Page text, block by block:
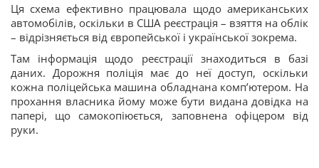
Ця схема ефективно працювала щодо американських
автомобілів, оскільки в США реєстрація – взяття на облік
– відрізняється від європейської і української зокрема.
Там інформація щодо реєстрації знаходиться в базі
даних. Дорожня поліція має до неї доступ, оскільки
кожна поліцейська машина обладнана комп’ютером. На
прохання власника йому може бути видана довідка на
папері, що самокопіюється, заповнена офіцером від
руки.